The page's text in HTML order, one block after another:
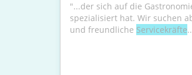
"...der sich auf die
spezialisiert hat. Wir suchen
und freundliche Servicekräfte